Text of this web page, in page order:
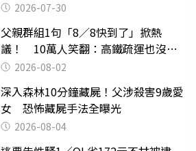
2026-07-30
父親群組1句「8／8快到了」掀熱
議！ 10萬人笑翻：高鐵疏運也沒列
父親節
2026-08-02
深入森林10分鐘藏屍！父涉殺害9歲愛
女 恐怖藏屍手法全曝光
2026-08-04